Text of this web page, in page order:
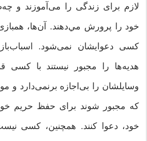
لازم برای زندگی را می‌آموزند و
خود را پرورش مي‌دهند. آ‌ن‌‌ها، همبازی
کسی دعوایشان نمی‌شود.
هدیه‌ها را مجبور نیستند با
وسایلشان را بی‌اجازه برنمی‌دارد و
که مجبور شوند برای حفظ حریم
خود،‌ دعوا کنند. همچنین،‌ کسی